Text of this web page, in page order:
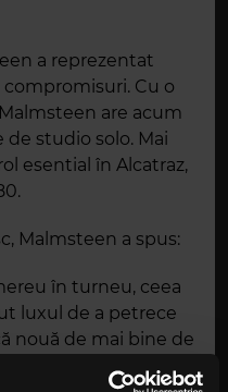
a reprezentat
Cu o
are acum
de studio solo. Mai
esential în Alcatraz,
Malmsteen a spus:
în turneu, ceea
luxul de a petrece
nouă de mai bine de
avut deloc